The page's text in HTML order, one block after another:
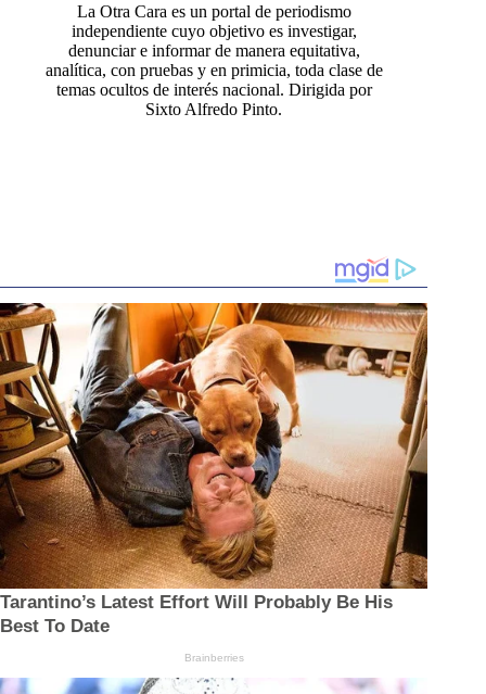
La Otra Cara es un portal de periodismo
independiente cuyo objetivo es investigar,
denunciar e informar de manera equitativa,
analítica, con pruebas y en primicia, toda clase de
temas ocultos de interés nacional. Dirigida por
Sixto Alfredo Pinto.